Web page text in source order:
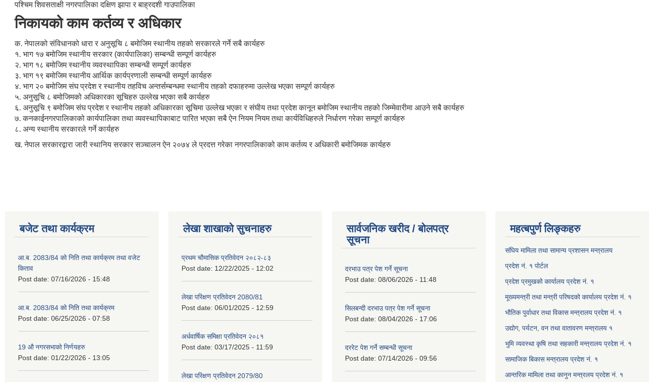
पश्चिम शिवसताक्षी नगरपालिका दक्षिण झापा र बाह्रदशी गाउपालिका
निकायको काम कर्तव्य र अधिकार
क. नेपालको संविधानको धारा र अनुसूचि ८ बमोजिम स्थानीय तहको सरकारले गर्ने सबै कार्यहरु
१. भाग १७ बमोजिम स्थानीय सरकार (कार्यपालिका) सम्बन्धी सम्पूर्ण कार्यहरु
२. भाग १८ बमोजिम स्थानीय व्यवस्थापिका सम्बन्धी सम्पूर्ण कार्यहरु
३. भाग १९ बमोजिम स्थानीय आर्थिक कार्यप्रणाली सम्बन्धी सम्पूर्ण कार्यहरु
४. भाग २० बमोजिम संघ प्रदेश र स्थानीय तहविच अन्तर्सम्बन्धमा स्थानीय तहको दफाहरुमा उल्लेख भएका सम्पूर्ण कार्यहरु
५. अनुसूचि ८ बमोजिमको अधिकारका सूचिहरु उल्लेख भएका सबै कार्यहरु
६. अनुसूचि ९ बमोजिम संघ प्रदेश र स्थानीय तहको अधिकारका सूचिमा उल्लेख भएका र संघीय तथा प्रदेश कानून बमोजिम स्थानीय तहको जिम्मेवारीमा आउने सबै कार्यहरु
७. कनकाईनगरपालिकाको कार्यपालिका तथा व्यवस्थापिकाबाट पारित भएका सबै ऐन नियम नियम तथा कार्यविधिहरुले निर्धारण गरेका सम्पूर्ण कार्यहरु
८. अन्य स्थानीय सरकारले गर्ने कार्यहरु
ख. नेपाल सरकारद्वारा जारी स्थानिय सरकार सञ्चालन ऐन २०७४ ले प्रदत्त गरेका नगरपालिकाको काम कर्तव्य र अधिकारी बमोजिमक कार्यहरु
बजेट तथा कार्यक्रम
आ.ब. 2083/84 को निति तथा कार्यक्रम तथा वजेट
किताव
Post date: 07/16/2026 - 15:48
आ.ब. 2083/84 को निति तथा कार्यक्रम
Post date: 06/25/2026 - 07:58
19 औ नगरसभाको निर्णयहरु
Post date: 01/22/2026 - 13:05
लेखा शाखाको सुचनाहरु
प्रथम चौमासिक प्रतिवेदन २०८२-८३
Post date: 12/22/2025 - 12:02
लेखा परिक्षण प्रतिवेदन 2080/81
Post date: 06/01/2025 - 12:59
अर्धवार्षिक समिक्षा प्रतिवेदन २०८१
Post date: 03/17/2025 - 11:59
लेखा परिक्षण प्रतिवेदन 2079/80
सार्वजनिक खरीद / बोलपत्र
सूचना
दरभाउ पत्र पेश गर्ने सूचना
Post date: 08/06/2026 - 11:48
सिलबन्दी दरभाउ पत्र पेश गर्ने सूचना
Post date: 08/04/2026 - 17:06
दररेट पेश गर्ने सम्बन्धी सूचना
Post date: 07/14/2026 - 09:56
महत्बपुर्ण लिङ्कहरु
संघिय मामिला तथा सामान्य प्रशासन मन्त्रालय
प्रदेश नं. १ पोर्टल
प्रदेश प्रमुखको कार्यालय प्रदेश नं. १
मूख्यमन्त्री तथा मन्त्री परिषदको कार्यालय प्रदेश नं. १
भौतिक पुर्वाधार तथा विकास मन्त्रालय प्रदेश नं. १
उद्योग, पर्यटन, वन तथा वातावरण मन्त्रालय १
भुमि व्यवस्था कृषि तथा सहकारी मन्त्रालय प्रदेश नं. १
सामाजिक बिकास मन्त्रालय प्रदेश नं. १
आन्तरिक मामिला तथा कानुन मन्त्रलय प्रदेश नं. १